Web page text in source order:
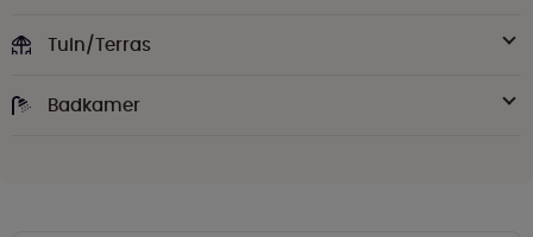
Tuin/Terras
Badkamer